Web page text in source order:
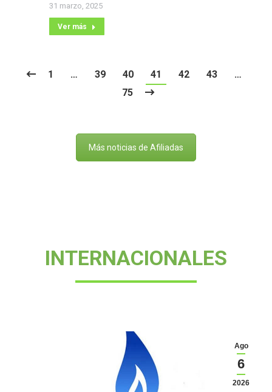
31 marzo, 2025
Ver más
1 … 39 40 41 42 43
…
75
Más noticias de Afiliadas
INTERNACIONALES
Ago
6
2026